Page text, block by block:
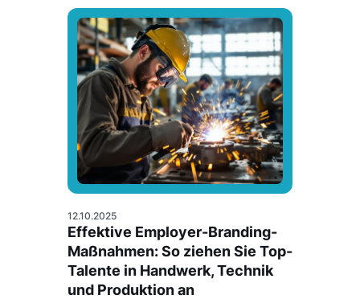
12.10.2025
Effektive Employer-Branding-
Maßnahmen: So ziehen Sie Top-
Talente in Handwerk, Technik
und Produktion an